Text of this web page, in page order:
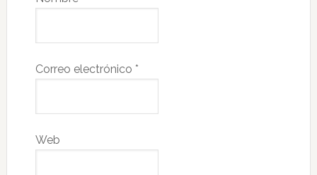
Correo electrónico *
Web